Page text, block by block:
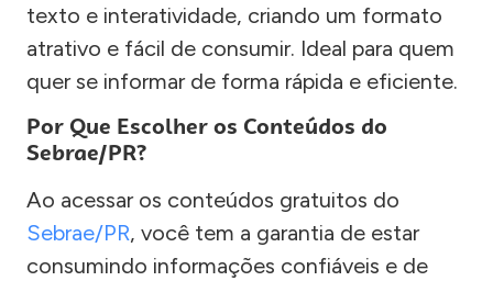
texto e interatividade, criando um formato
atrativo e fácil de consumir. Ideal para quem
quer se informar de forma rápida e eficiente.
Por Que Escolher os Conteúdos do
Sebrae/PR?
Ao acessar os conteúdos gratuitos do
Sebrae/PR, você tem a garantia de estar
consumindo informações confiáveis e de